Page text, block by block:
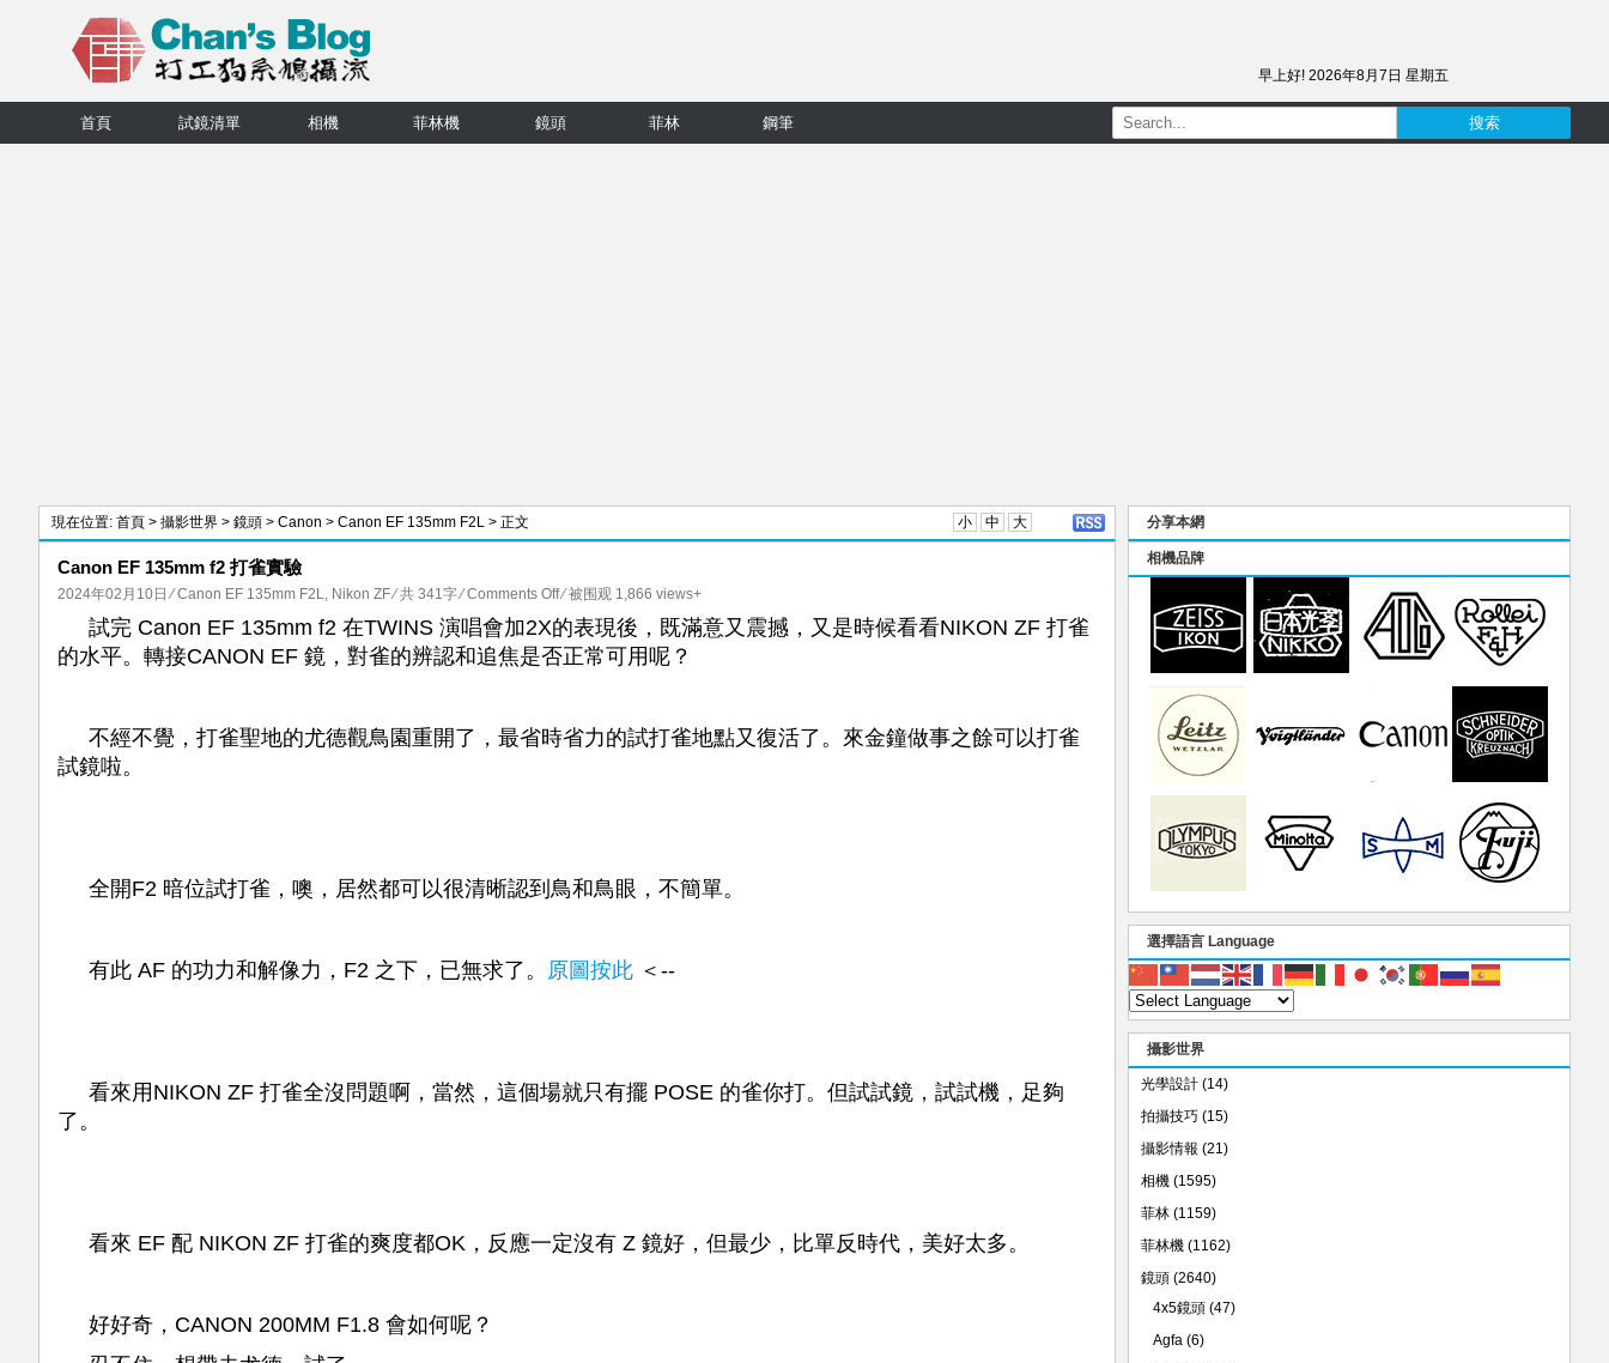
早上好! 2026年8月7日 星期五
首頁 試鏡清單 相機 菲林機 鏡頭 菲林 鋼筆
現在位置: 首頁 > 攝影世界 > 鏡頭 > Canon > Canon EF 135mm F2L > 正文 小 中 大
Canon EF 135mm f2 打雀實驗
2024年02月10日 ⁄Canon EF 135mm F2L, Nikon ZF⁄ 共 341字⁄Comments Offon
Canon
EF
打
雀
⁄ 被围观 1,866 views+
試完 Canon EF 135mm f2 在TWINS 演唱會加2X的表現後，既滿意又震撼，又是時候看看NIKON ZF 打雀
的水平。轉接CANON EF 鏡，對雀的辨認和追焦是否正常可用呢？
不經不覺，打雀聖地的尤德觀鳥園重開了，最省時省力的試打雀地點又復活了。來金鐘做事之餘可以打雀
試鏡啦。
全開F2 暗位試打雀，噢，居然都可以很清晰認到鳥和鳥眼，不簡單。
有此 AF 的功力和解像力，F2 之下，已無求了。 原圖按此 ＜--
看來用NIKON ZF 打雀全沒問題啊，當然，這個場就只有擺 POSE 的雀你打。但試試鏡，試試機，足夠
了。
看來 EF 配 NIKON ZF 打雀的爽度都OK，反應一定沒有 Z 鏡好，但最少，比單反時代，美好太多。
好好奇，CANON 200MM F1.8 會如何呢？
分享本網
相機品牌
選擇語言 Language
攝影世界
光學設計 (14)
拍攝技巧 (15)
攝影情報 (21)
相機 (1595)
菲林 (1159)
菲林機 (1162)
鏡頭 (2640)
4x5鏡頭 (47)
Agfa (6)